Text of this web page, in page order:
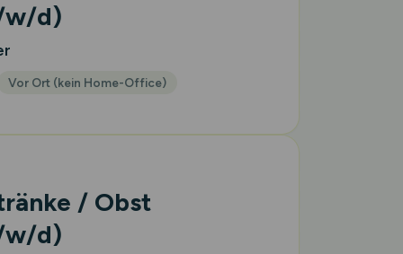
d)
Vor Ort (kein Home-Office)
/ Obst
d)